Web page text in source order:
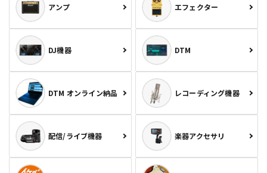
アンプ エフェクター
DJ機器 DTM
DTM オンライン納品 レコーディング機器
配信/ライブ機器 楽器アクセサリ